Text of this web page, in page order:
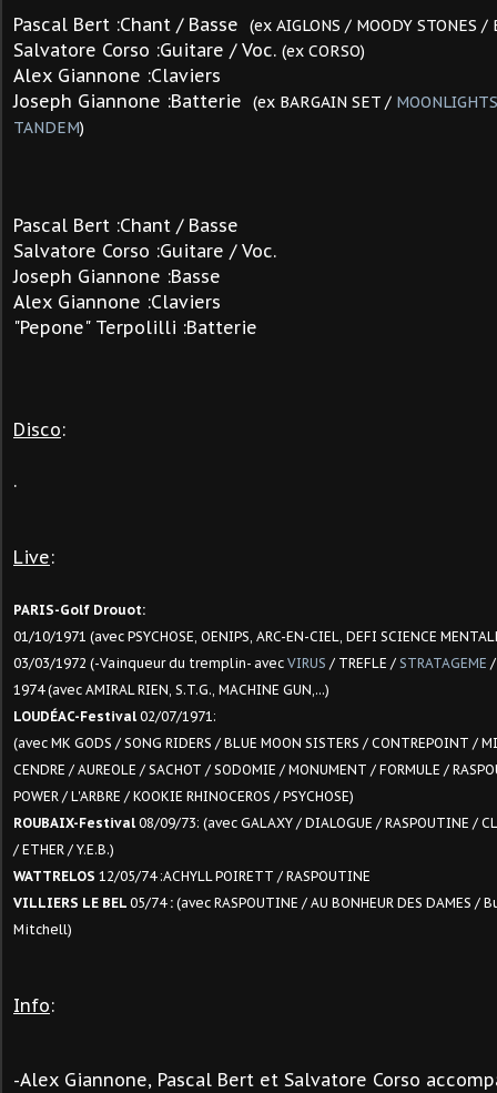
Pascal Bert :Chant / Basse (ex AIGLONS / MOODY STONES
Salvatore Corso :Guitare / Voc. (ex CORSO)
Alex Giannone :Claviers
Joseph Giannone :Batterie (ex BARGAIN SET / MOONLIGHTS
TANDEM)
Pascal Bert :Chant / Basse
Salvatore Corso :Guitare / Voc.
Joseph Giannone :Basse
Alex Giannone :Claviers
"Pepone" Terpolilli :Batterie
Disco:
.
Live:
PARIS-Golf Drouot:
01/10/1971 (avec PSYCHOSE, OENIPS, ARC-EN-CIEL, DEFI SCIENCE
03/03/1972 (-Vainqueur du tremplin- avec VIRUS / TREFLE / STRATAGEME /
1974 (avec AMIRAL RIEN, S.T.G., MACHINE GUN,...)
LOUDÉAC-Festival02/07/1971:
(avec MK GODS / SONG RIDERS / BLUE MOON SISTERS / CONTREPOINT /
CENDRE / AUREOLE / SACHOT / SODOMIE / MONUMENT / FORMULE /
POWER / L'ARBRE / KOOKIE RHINOCEROS / PSYCHOSE)
ROUBAIX-Festival08/09/73: (avec GALAXY / DIALOGUE / RASPOUTINE /
/ ETHER / Y.E.B.)
WATTRELOS 12/05/74 :ACHYLL POIRETT / RASPOUTINE
VILLIERS LE BEL 05/74 : (avec RASPOUTINE / AU BONHEUR DES DAMES
Mitchell)
Info:
-Alex Giannone, Pascal Bert et Salvatore Corso